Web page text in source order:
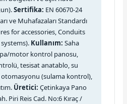
Sertifika: EN 60670-24
ve Muhafazaları Standardı
for accessories, Conduits
Kullanım: Saha
motor kontrol panosu,
tesisat anatablo, su
otomasyonu (sulama kontrol),
Üretici: Çetinkaya Pano
Piri Reis Cad. No:6 Kıraç /